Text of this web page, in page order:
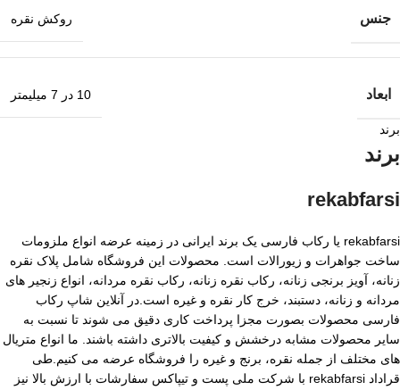
جنس روکش نقره
ابعاد 10 در 7 میلیمتر
برند
برند
rekabfarsi
rekabfarsi یا رکاب فارسی یک برند ایرانی در زمینه عرضه انواع ملزومات
ساخت جواهرات و زیورالات است. محصولات این فروشگاه شامل پلاک نقره
زنانه، آویز برنجی زنانه، رکاب نقره زنانه، رکاب نقره مردانه، انواع زنجیر های
مردانه و زنانه، دستبند، خرج کار نقره و غیره است.در آنلاین شاپ رکاب
فارسی محصولات بصورت مجزا پرداخت کاری دقیق می شوند تا نسبت به
سایر محصولات مشابه درخشش و کیفیت بالاتری داشته باشند. ما انواع متریال
های مختلف از جمله نقره، برنج و غیره را فروشگاه عرضه می کنیم.طی
قراداد rekabfarsi با شرکت ملی پست و تیپاکس سفارشات با ارزش بالا نیز